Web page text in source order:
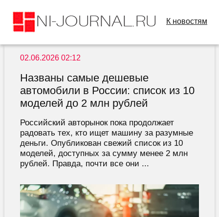
К новостям
02.06.2026 02:12
Названы самые дешевые
автомобили в России: список из 10
моделей до 2 млн рублей
Российский авторынок пока продолжает
радовать тех, кто ищет машину за разумные
деньги. Опубликован свежий список из 10
моделей, доступных за сумму менее 2 млн
рублей. Правда, почти все они ...